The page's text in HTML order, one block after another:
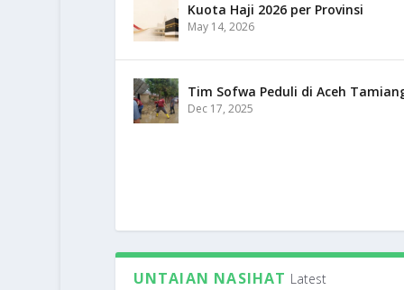
Kuota Haji 2026 per Provinsi
May 14, 2026
Tim Sofwa Peduli di Aceh
Dec 17, 2025
UNTAIAN NASIHAT Latest